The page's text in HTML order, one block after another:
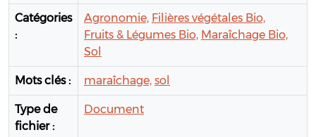
Catégories
:
Agronomie, Filières végétales Bio,
Fruits & Légumes Bio, Maraîchage Bio,
Sol
Mots clés : maraîchage, sol
Type de
fichier :
Document